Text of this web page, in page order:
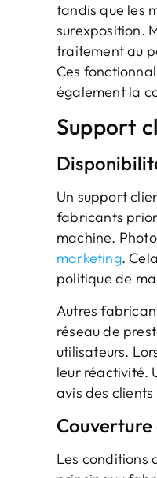
tandis que les
surexposition.
traitement au
Ces
également la
Support
Un support
fabricants
machine.
marketing.
politique de
Autres
réseau de
utilisateurs.
leur réactivité.
avis des
Les conditions